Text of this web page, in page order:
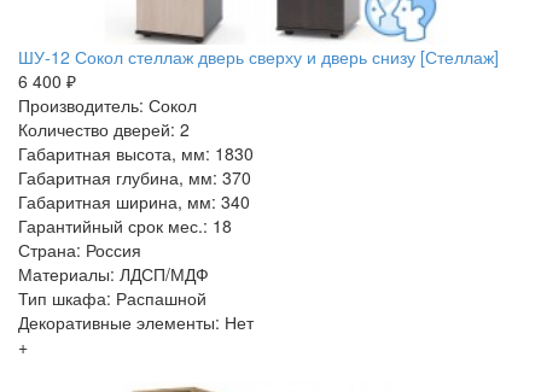
ШУ-12 Сокол стеллаж дверь сверху и дверь снизу [Стеллаж]
6 400 ₽
Производитель: Сокол
Количество дверей: 2
Габаритная высота, мм: 1830
Габаритная глубина, мм: 370
Габаритная ширина, мм: 340
Гарантийный срок мес.: 18
Страна: Россия
Материалы: ЛДСП/МДФ
Тип шкафа: Распашной
Декоративные элементы: Нет
+